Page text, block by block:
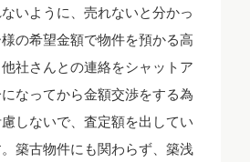
いように、売れないと分かっ
の希望金額で物件を預かる高
社さんとの連絡をシャットア
なってから金額交渉をする為
しないで、査定額を出してい
築古物件にも関わらず、築浅